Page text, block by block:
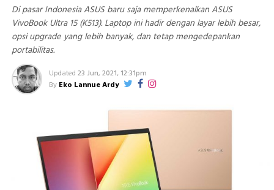
Di pasar Indonesia ASUS baru saja memperkenalkan ASUS
VivoBook Ultra 15 (K513). Laptop ini hadir dengan layar lebih besar,
opsi upgrade yang lebih banyak, dan tetap mengedepankan
portabilitas.
Updated 23 Jun, 2021, 12:31pm
By Eko Lannue Ardy